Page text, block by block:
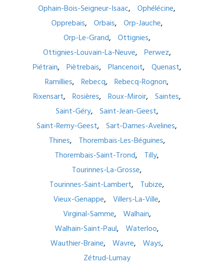
Ophain-Bois-Seigneur-Isaac
Ophélécine
Opprebais
Orbais
Orp-Jauche
Orp-Le-Grand
Ottignies
Ottignies-Louvain-La-Neuve
Perwez
Piétrain
Piètrebais Plancenoit
Quenast
Ramillies
Rebecq
Rebecq-Rognon
Rixensart
Rosières Roux-Miroir
Saintes
Saint-Géry
Saint-Jean-Geest
Saint-Remy-Geest
Sart-Dames-Avelines
Thines
Thorembais-Les-Béguines
Thorembais-Saint-Trond
Tilly
Tourinnes-La-Grosse
Tourinnes-Saint-Lambert
Tubize
Vieux-Genappe
Villers-La-Ville
Virginal-Samme
Walhain
Walhain-Saint-Paul
Waterloo
Wauthier-Braine
Wavre
Ways
Zétrud-Lumay